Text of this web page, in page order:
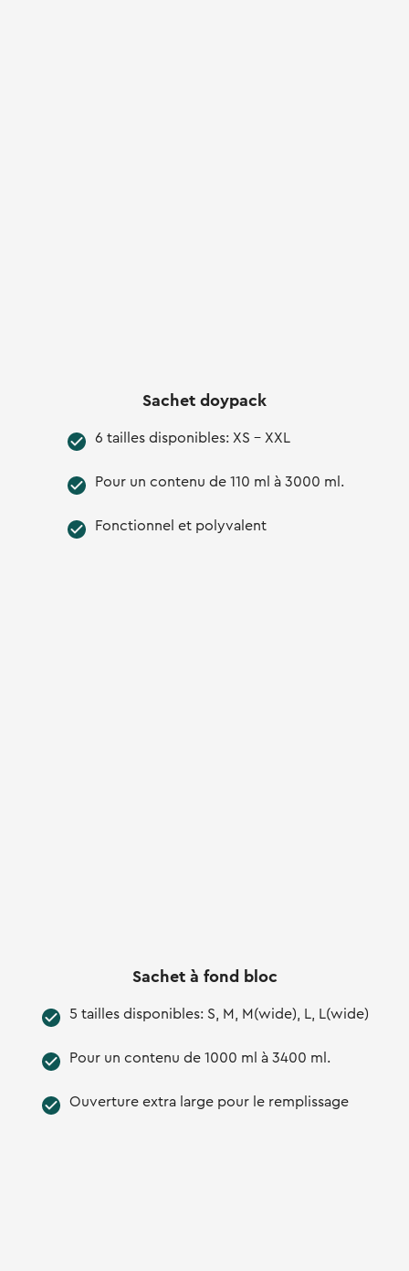
Sachet doypack
6 tailles disponibles: XS - XXL
Pour un contenu de 110 ml à 3000 ml.
Fonctionnel et polyvalent
Sachet à fond bloc
5 tailles disponibles: S, M, M(wide), L, L(wide)
Pour un contenu de 1000 ml à 3400 ml.
Ouverture extra large pour le remplissage